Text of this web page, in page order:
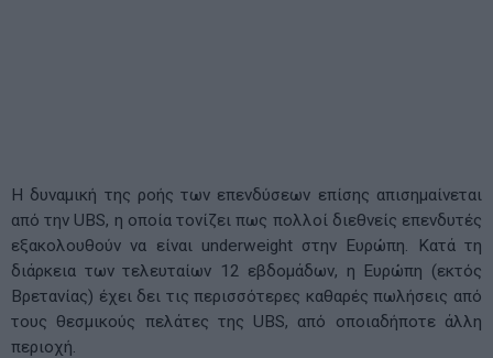
Η δυναμική της ροής των επενδύσεων επίσης απισημαίνεται
από την UBS, η οποία τονίζει πως πολλοί διεθνείς επενδυτές
εξακολουθούν να είναι underweight στην Ευρώπη. Κατά τη
διάρκεια των τελευταίων 12 εβδομάδων, η Ευρώπη (εκτός
Βρετανίας) έχει δει τις περισσότερες καθαρές πωλήσεις από
τους θεσμικούς πελάτες της UBS, από οποιαδήποτε άλλη
περιοχή.